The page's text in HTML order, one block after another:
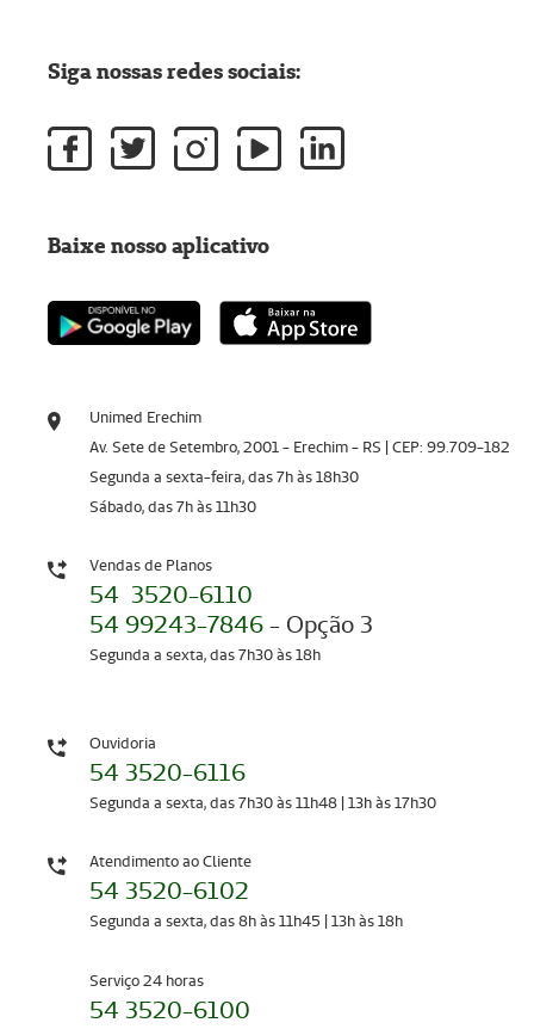
Unimed Erechim
Av. Sete de Setembro, 2001 - Erechim - RS | CEP: 99.709-182
Segunda a sexta-feira, das 7h às 18h30
Sábado, das 7h às 11h30
Vendas de Planos
54 3520-6110
54 99243-7846- Opção 3
Segunda a sexta, das 7h30 às 18h
Ouvidoria
54 3520-6116
Segunda a sexta, das 7h30 às 11h48 | 13h às 17h30
Atendimento ao Cliente
54 3520-6102
Segunda a sexta, das 8h às 11h45 | 13h às 18h
Serviço 24 horas
54 3520-6100
Siga nossas redes sociais:
Baixe nosso aplicativo